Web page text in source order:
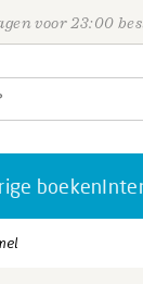
voor 23:00
boeken